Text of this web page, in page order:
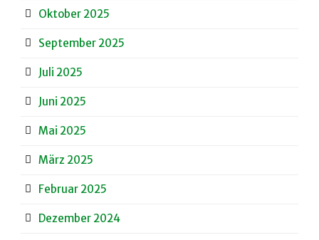
Oktober 2025
September 2025
Juli 2025
Juni 2025
Mai 2025
März 2025
Februar 2025
Dezember 2024